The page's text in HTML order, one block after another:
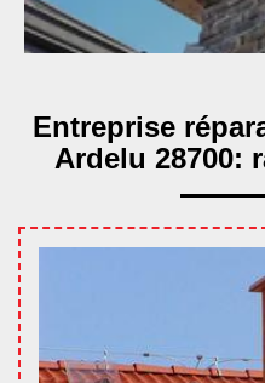
Entreprise
Ardelu 28700: